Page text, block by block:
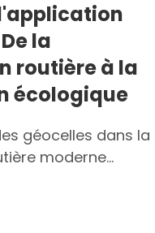
la
routière à la
écologique
géocelles dans la
moderne
permettent